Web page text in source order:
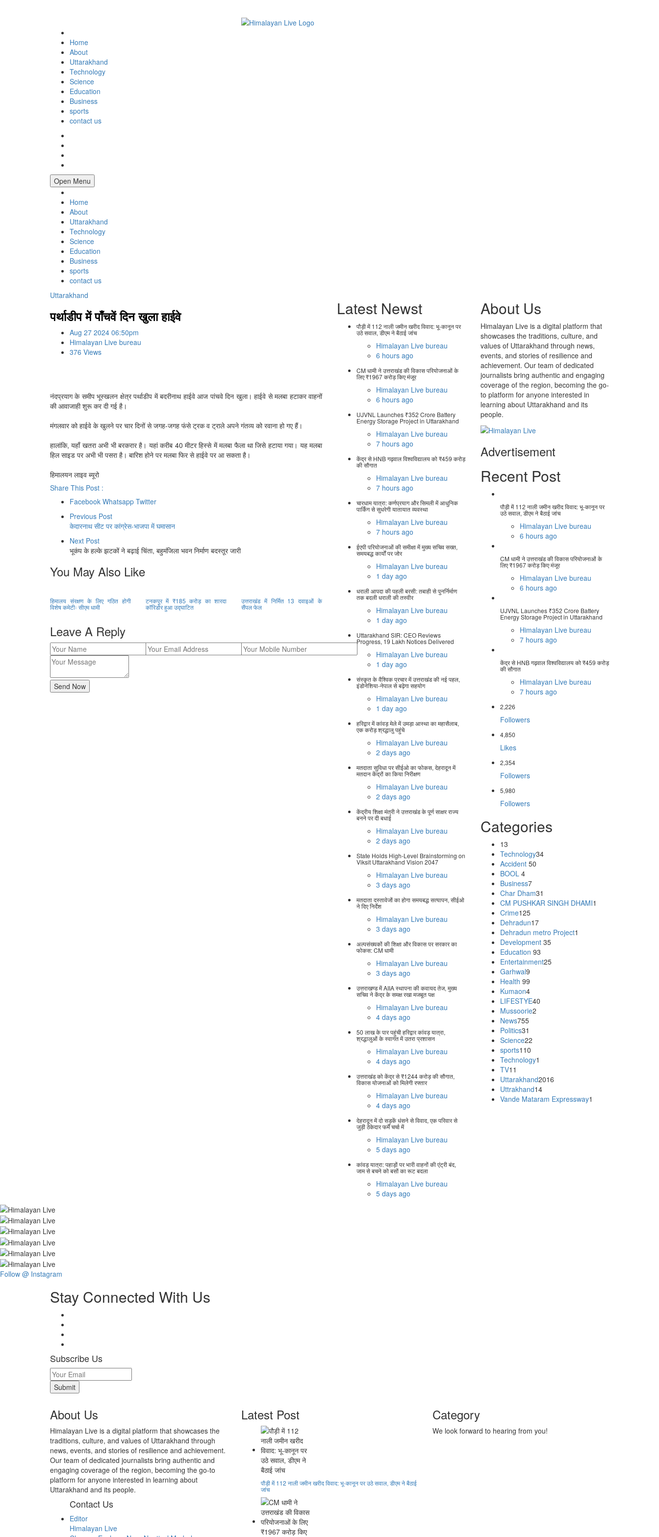
Home
About
Uttarakhand
Technology
Science
Education
Business
sports
contact us
Open Menu
Home
About
Uttarakhand
Technology
Science
Education
Business
sports
contact us
Uttarakhand
पर्थाडीप में पाँचवें दिन खुला हाईवे
Aug 27 2024 06:50pm
Himalayan Live bureau
376 Views
नंदप्रयाग के समीप भूस्खलन क्षेत्र पर्थाडीप में बदरीनाथ हाईवे आज पांचवे दिन खुला। हाईवे से मलबा हटाकर वाहनों
की आवाजाही शुरू कर दी गई है।
मंगलवार को हाईवे के खुलने पर चार दिनों से जगह-जगह फंसे ट्रक व ट्राले अपने गंतव्य को रवाना हो गए हैं।
हालांकि, यहाँ खतरा अभी भी बरकरार है। यहां करीब 40 मीटर हिस्से में मलबा फैला था जिसे हटाया गया। यह मलबा
हिल साइड पर अभी भी पसरा है। बारिश होने पर मलबा फिर से हाईवे पर आ सकता है।
हिमालयन लाइव ब्यूरो
Share This Post :
Facebook Whatsapp Twitter
Previous Post
केदारनाथ सीट पर कांग्रेस-भाजपा में घमासान
Next Post
भूकंप के हल्के झटकों ने बढ़ाई चिंता, बहुमंजिला भवन निर्माण बदस्तूर जारी
You May Also Like
हिमालय संरक्षण के लिए गठित होगी
विशेष कमेटीः सीएम धामी
टनकपुर में ₹185 करोड़ का शारदा
कॉरिडोर हुआ उद्घाटित
उत्तराखंड में निर्मित 13 दवाइओं के
सैंपल फेल
Leave A Reply
Latest Newst
पौड़ी में 112 नाली जमीन खरीद विवाद: भू-कानून पर
उठे सवाल, डीएम ने बैठाई जांच
Himalayan Live bureau
6 hours ago
CM धामी ने उत्तराखंड की विकास परियोजनाओं के
लिए ₹1967 करोड़ किए मंजूर
Himalayan Live bureau
6 hours ago
UJVNL Launches ₹352 Crore Battery
Energy Storage Project in Uttarakhand
Himalayan Live bureau
7 hours ago
केंद्र से HNB गढ़वाल विश्वविद्यालय को ₹459 करोड़
की सौगात
Himalayan Live bureau
7 hours ago
चारधाम यात्रा: कर्णप्रयाग और सिमली में आधुनिक
पार्किंग से सुधरेगी यातायात व्यवस्था
Himalayan Live bureau
7 hours ago
ईएपी परियोजनाओं की समीक्षा में मुख्य सचिव सख्त,
समयबद्ध कार्यों पर जोर
Himalayan Live bureau
1 day ago
धराली आपदा की पहली बरसी: तबाही से पुनर्निर्माण
तक बदली धराली की तस्वीर
Himalayan Live bureau
1 day ago
Uttarakhand SIR: CEO Reviews
Progress, 19 Lakh Notices Delivered
Himalayan Live bureau
1 day ago
संस्कृत के वैश्विक प्रचार में उत्तराखंड की नई पहल,
इंडोनेशिया-नेपाल से बढ़ेगा सहयोग
Himalayan Live bureau
1 day ago
हरिद्वार में कांवड़ मेले में उमड़ा आस्था का महासैलाब,
एक करोड़ श्रद्धालु पहुंचे
Himalayan Live bureau
2 days ago
मतदाता सुविधा पर सीईओ का फोकस, देहरादून में
मतदान केंद्रों का किया निरीक्षण
Himalayan Live bureau
2 days ago
केंद्रीय शिक्षा मंत्री ने उत्तराखंड के पूर्ण साक्षर राज्य
बनने पर दी बधाई
Himalayan Live bureau
2 days ago
State Holds High-Level Brainstorming on
Viksit Uttarakhand Vision 2047
Himalayan Live bureau
3 days ago
मतदाता दस्तावेजों का होगा समयबद्ध सत्यापन, सीईओ
ने दिए निर्देश
Himalayan Live bureau
3 days ago
अल्पसंख्यकों की शिक्षा और विकास पर सरकार का
फोकस: CM धामी
Himalayan Live bureau
3 days ago
उत्तराखण्ड में AIIA स्थापना की कवायद तेज, मुख्य
सचिव ने केंद्र के समक्ष रखा मजबूत पक्ष
Himalayan Live bureau
4 days ago
50 लाख के पार पहुंची हरिद्वार कांवड़ यात्रा,
श्रद्धालुओं के स्वागत में उतरा प्रशासन
Himalayan Live bureau
4 days ago
उत्तराखंड को केंद्र से ₹1244 करोड़ की सौगात,
विकास योजनाओं को मिलेगी रफ्तार
Himalayan Live bureau
4 days ago
देहरादून में दो सड़कें धंसने से विवाद, एक परिवार से
जुड़ी ठेकेदार फर्में चर्चा में
Himalayan Live bureau
5 days ago
कांवड़ यात्रा: पहाड़ों पर भारी वाहनों की एंट्री बंद,
जाम से बचने को बसों का रूट बदला
Himalayan Live bureau
5 days ago
About Us
Himalayan Live is a digital platform that
showcases the traditions, culture, and
values of Uttarakhand through news,
events, and stories of resilience and
achievement. Our team of dedicated
journalists bring authentic and engaging
coverage of the region, becoming the go-
to platform for anyone interested in
learning about Uttarakhand and its
people.
Advertisement
Recent Post
पौड़ी में 112 नाली जमीन खरीद विवाद: भू-कानून पर
उठे सवाल, डीएम ने बैठाई जांच
Himalayan Live bureau
6 hours ago
CM धामी ने उत्तराखंड की विकास परियोजनाओं के
लिए ₹1967 करोड़ किए मंजूर
Himalayan Live bureau
6 hours ago
UJVNL Launches ₹352 Crore Battery
Energy Storage Project in Uttarakhand
Himalayan Live bureau
7 hours ago
केंद्र से HNB गढ़वाल विश्वविद्यालय को ₹459 करोड़
की सौगात
Himalayan Live bureau
7 hours ago
2,226
Followers
4,850
Likes
2,354
Followers
5,980
Followers
Categories
13
Technology34
Accident 50
BOOL 4
Business7
Char Dham31
CM PUSHKAR SINGH DHAMI1
Crime125
Dehradun17
Dehradun metro Project1
Development 35
Education 93
Entertainment25
Garhwal9
Health 99
Kumaon4
LIFESTYE40
Mussoorie2
News755
Politics31
Science22
sports110
Technology1
TV11
Uttarakhand2016
Uttrakhand14
Vande Mataram Expressway1
Follow @ Instagram
Stay Connected With Us
Subscribe Us
About Us
Himalayan Live is a digital platform that showcases the
traditions, culture, and values of Uttarakhand through
news, events, and stories of resilience and achievement.
Our team of dedicated journalists bring authentic and
engaging coverage of the region, becoming the go-to
platform for anyone interested in learning about
Uttarakhand and its people.
Contact Us
Editor
Himalayan Live
Latest Post
पौड़ी में 112 नाली जमीन खरीद विवाद: भू-कानून पर उठे सवाल, डीएम ने बैठाई
जांच
Category
We look forward to hearing from you!